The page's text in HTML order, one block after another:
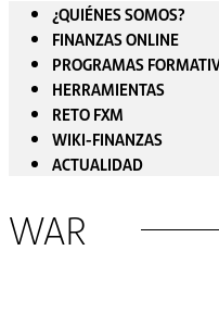
¿QUIÉNES SOMOS?
FINANZAS ONLINE
PROGRAMAS
HERRAMIENTAS
RETO FXM
WIKI-FINANZAS
ACTUALIDAD
WAR